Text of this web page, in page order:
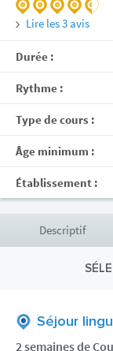
Lire les3 avis
Durée :
Rythme :
Type de cours :
Âge minimum :
Établissement :
Descriptif
Séjour
2 semaines de